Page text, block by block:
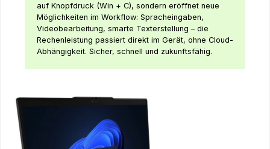
auf Knopfdruck (Win + C), sondern eröffnet neue
Möglichkeiten im Workflow: Spracheingaben,
Videobearbeitung, smarte Texterstellung – die
Rechenleistung passiert direkt im Gerät, ohne Cloud-
Abhängigkeit. Sicher, schnell und zukunftsfähig.